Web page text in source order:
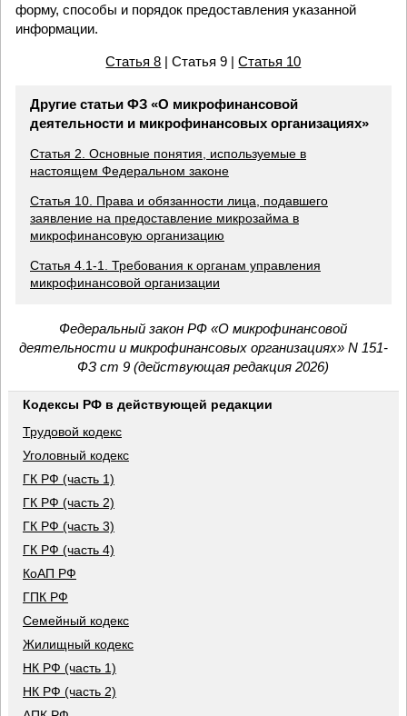
форму, способы и порядок предоставления указанной
информации.
Статья 8 | Статья 9 |Статья 10
Другие статьи ФЗ «О микрофинансовой
деятельности и микрофинансовых организациях»
Статья 2. Основные понятия, используемые в
настоящем Федеральном законе
Статья 10. Права и обязанности лица, подавшего
заявление на предоставление микрозайма в
микрофинансовую организацию
Статья 4.1-1. Требования к органам управления
микрофинансовой организации
Федеральный закон РФ «О микрофинансовой
деятельности и микрофинансовых организациях» N 151-
ФЗ ст 9 (действующая редакция 2026)
Кодексы РФ в действующей редакции
Трудовой кодекс
Уголовный кодекс
ГК РФ (часть 1)
ГК РФ (часть 2)
ГК РФ (часть 3)
ГК РФ (часть 4)
КоАП РФ
ГПК РФ
Семейный кодекс
Жилищный кодекс
НК РФ (часть 1)
НК РФ (часть 2)